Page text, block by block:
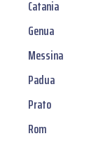
Catania
Genua
Messina
Padua
Prato
Rom